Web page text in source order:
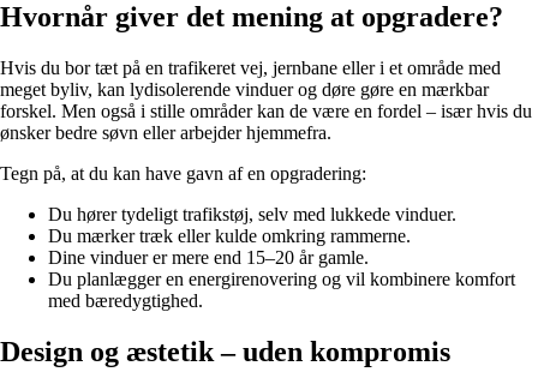
Hvornår giver det mening at opgradere?
Hvis du bor tæt på en trafikeret vej, jernbane eller i et område med
meget byliv, kan lydisolerende vinduer og døre gøre en mærkbar
forskel. Men også i stille områder kan de være en fordel – især hvis du
ønsker bedre søvn eller arbejder hjemmefra.
Tegn på, at du kan have gavn af en opgradering:
Du hører tydeligt trafikstøj, selv med lukkede vinduer.
Du mærker træk eller kulde omkring rammerne.
Dine vinduer er mere end 15–20 år gamle.
Du planlægger en energirenovering og vil kombinere komfort
med bæredygtighed.
Design og æstetik – uden kompromis